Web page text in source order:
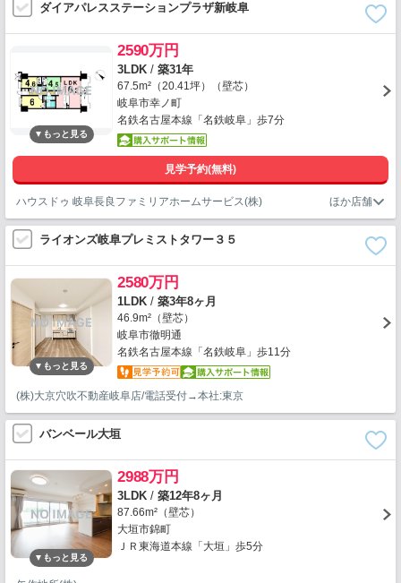
ダイアパレスステーションプラザ新岐阜
2590万円
3LDK / 築31年
67.5m²（20.41坪）（壁芯）
岐阜市幸ノ町
名鉄名古屋本線「名鉄岐阜」歩7分
見学予約(無料)
ハウスドゥ 岐阜長良ファミリアホームサービス(株)
ライオンズ岐阜プレミストタワー３５
2580万円
1LDK / 築3年8ヶ月
46.9m²（壁芯）
岐阜市徹明通
名鉄名古屋本線「名鉄岐阜」歩11分
(株)大京穴吹不動産岐阜店/電話受付→本社:東京
バンベール大垣
2988万円
3LDK / 築12年8ヶ月
87.66m²（壁芯）
大垣市錦町
ＪＲ東海道本線「大垣」歩5分